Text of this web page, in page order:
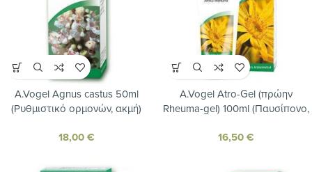
A.Vogel Agnus castus 50ml
(Ρυθμιστικό ορμονών, ακμή)
18,00€
A.Vogel Atro-Gel (πρώην
Rheuma-gel) 100ml (Παυσίπονο,
αντιοιδηματικό ζελέ από
16,50€